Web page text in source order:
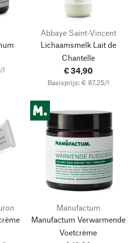
l
Abbaye Saint-Vincent
Lichaamsmelk Lait de
Chantelle
€ 34,90
Basisprijs: € 87,25/l
Manufactum
Manufactum Verwarmende
Voetcrème